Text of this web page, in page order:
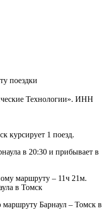
поездки
Технологии». ИНН
курсирует 1 поезд.
в 20:30 и прибывает в
маршруту – 11ч 21м.
в Томск
Барнаул – Томск в